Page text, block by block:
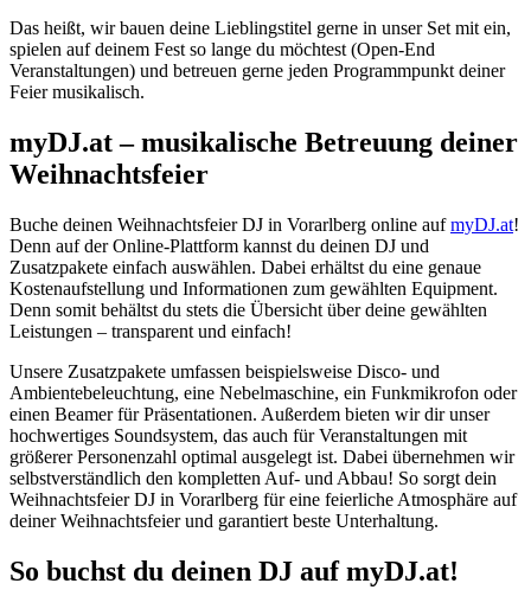
Das heißt, wir bauen deine Lieblingstitel gerne in unser Set mit ein,
spielen auf deinem Fest so lange du möchtest (Open-End
Veranstaltungen) und betreuen gerne jeden Programmpunkt deiner
Feier musikalisch.
myDJ.at – musikalische Betreuung deiner
Weihnachtsfeier
Buche deinen Weihnachtsfeier DJ in Vorarlberg online aufmyDJ.at!
Denn auf der Online-Plattform kannst du deinen DJ und
Zusatzpakete einfach auswählen. Dabei erhältst du eine genaue
Kostenaufstellung und Informationen zum gewählten Equipment.
Denn somit behältst du stets die Übersicht über deine gewählten
Leistungen – transparent und einfach!
Unsere Zusatzpakete umfassen beispielsweise Disco- und
Ambientebeleuchtung, eine Nebelmaschine, ein Funkmikrofon oder
einen Beamer für Präsentationen. Außerdem bieten wir dir unser
hochwertiges Soundsystem, das auch für Veranstaltungen mit
größerer Personenzahl optimal ausgelegt ist. Dabei übernehmen wir
selbstverständlich den kompletten Auf- und Abbau! So sorgt dein
Weihnachtsfeier DJ in Vorarlberg für eine feierliche Atmosphäre auf
deiner Weihnachtsfeier und garantiert beste Unterhaltung.
So buchst du deinen DJ auf myDJ.at!